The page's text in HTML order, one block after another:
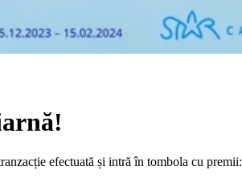
efectuată și intră în tombola cu premii: